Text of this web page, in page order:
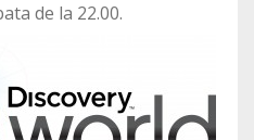
de la 22.00.